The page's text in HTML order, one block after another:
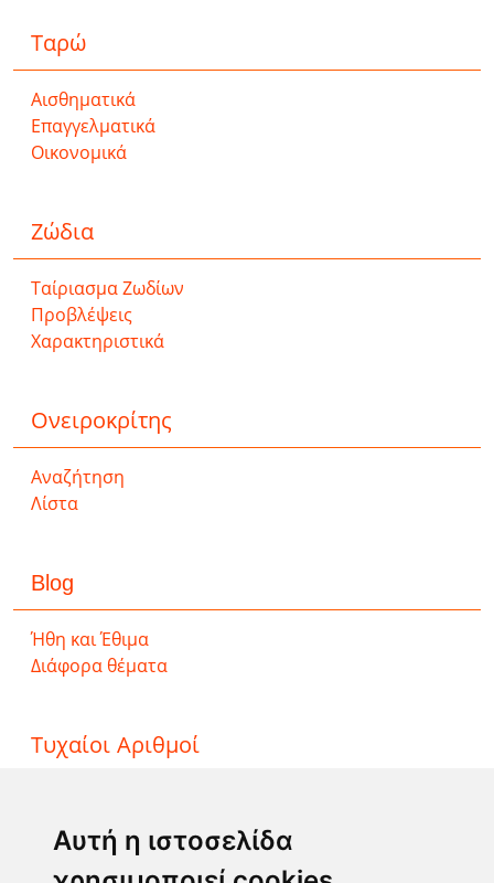
Αυτή η ιστοσελίδα
Ταρώ
Αισθηματικά
Επαγγελματικά
Οικονομικά
Ζώδια
Ταίριασμα Ζωδίων
Προβλέψεις
Χαρακτηριστικά
Ονειροκρίτης
Αναζήτηση
Λίστα
Blog
Ήθη και Έθιμα
Διάφορα θέματα
Τυχαίοι Αριθμοί
ΛΟΤΤΟ
ΚΙΝΟ